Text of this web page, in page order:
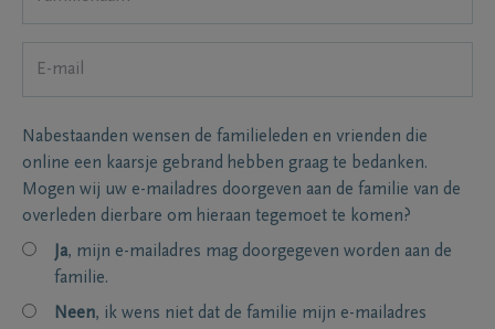
Nabestaanden wensen de familieleden en vrienden die
online een kaarsje gebrand hebben graag te bedanken.
Mogen wij uw e-mailadres doorgeven aan de familie van de
overleden dierbare om hieraan tegemoet te komen?
Ja, mijn e-mailadres mag doorgegeven worden aan de
familie.
Neen, ik wens niet dat de familie mijn e-mailadres